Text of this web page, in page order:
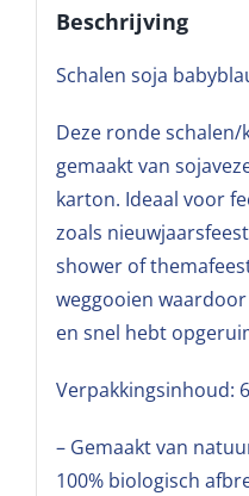
Beschrijving
Schalen soja
Deze ronde
gemaakt van
karton. Ideaal voor
zoals
shower of
weggooien
en snel hebt
Verpakkingsinhoud:
– Gemaakt van
100% biologisch